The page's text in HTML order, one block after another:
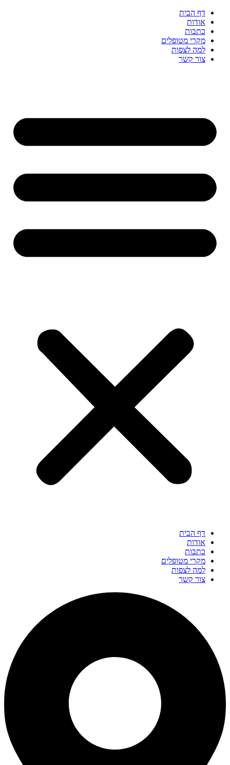
דף הבית
אודות
כתבות
מקרי מטופלים
למה לצפות
צור קשר
דף הבית
אודות
כתבות
מקרי מטופלים
למה לצפות
צור קשר